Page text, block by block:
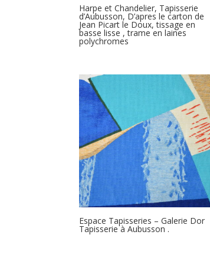
Harpe et Chandelier, Tapisserie
d’Aubusson, D’apres le carton de
Jean Picart le Doux, tissage en
basse lisse , trame en laines
polychromes
Espace Tapisseries – Galerie Dor
Tapisserie à Aubusson .